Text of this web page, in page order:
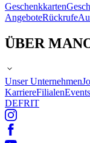
Geschenkkarten
AngeboteRückrufe
ÜBER
Unser Unternehmen
KarriereFilialenEvents
DEFRIT